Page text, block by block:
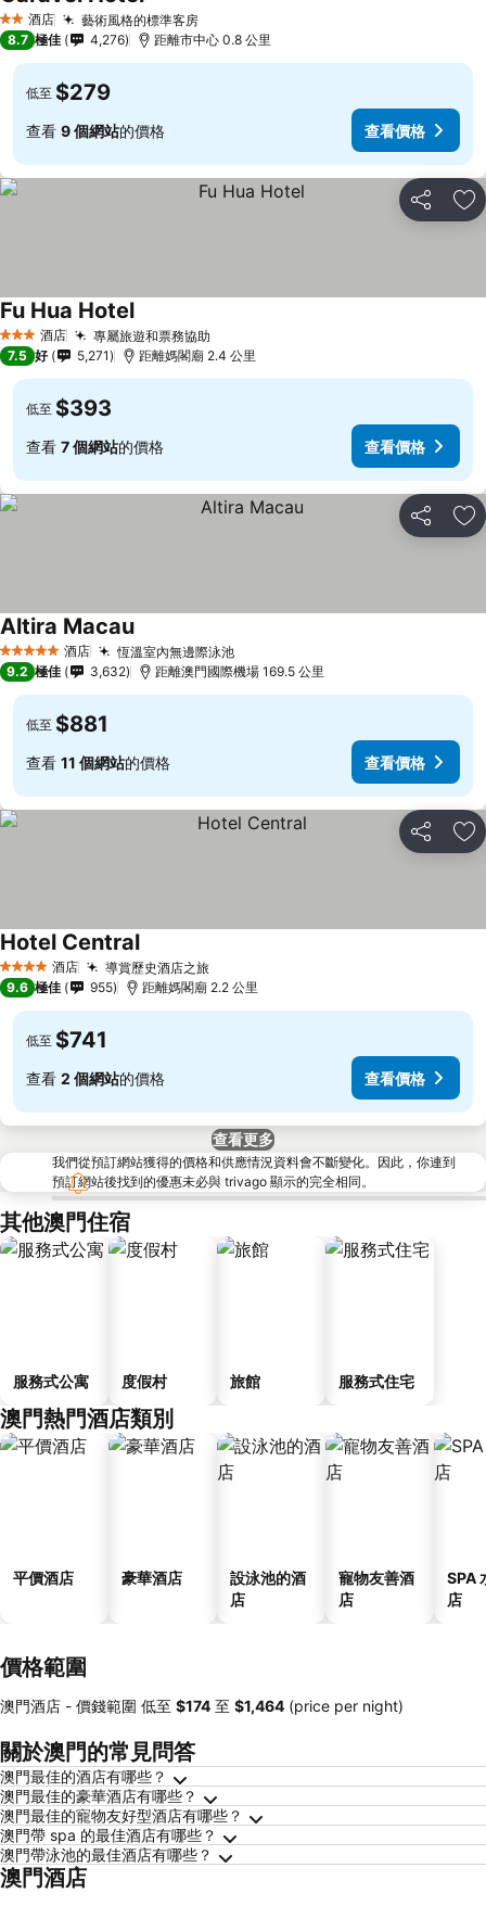
2 星級酒店 藝術風格的標準客房
8.7 極佳 4,276 距離市中心 0.8 公里
低至 $279
查看 9 個網站的價格 查看價格
分享 放
3 星級 酒店 專屬旅遊和票務協助
Fu Hua Hotel
7.5 好 5,271 距離媽閣廟 2.4 公里
低至 $393
查看 7 個網站的價格 查看價格
分享 放
5 星級 酒店 恆溫室內無邊際泳池
Altira Macau
9.2 極佳 3,632 距離澳門國際機場 169.5 公里
低至 $881
查看 11 個網站的價格 查看價格
分享 放
4 星級 酒店 導賞歷史酒店之旅
Hotel Central
9.6 極佳 955 距離媽閣廟 2.2 公里
低至 $741
查看 2 個網站的價格 查看價格
查看更多
我們從預訂網站獲得的價格和供應情況資料會不斷變化。因此，你連到
預訂網站後找到的優惠未必與 trivago 顯示的完全相同。
其他澳門住宿
服務式公寓 度假村 旅館 服務式住宅
澳門熱門酒店類別
平價酒店 豪華酒店
設泳池的酒
店
寵物友善酒
店
SPA
店
價格範圍
澳門酒店 - 價錢範圍 低至 ‎$174 至 ‎$1,464 (price per night)
關於澳門的常見問答
澳門最佳的酒店有哪些？
澳門最佳的豪華酒店有哪些？
澳門最佳的寵物友好型酒店有哪些？
澳門帶 spa 的最佳酒店有哪些？
澳門帶泳池的最佳酒店有哪些？
澳門酒店